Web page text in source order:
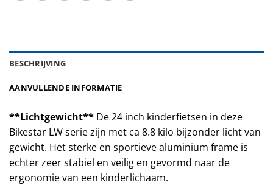
BESCHRIJVING
AANVULLENDE INFORMATIE
**Lichtgewicht** De 24 inch kinderfietsen in deze
Bikestar LW serie zijn met ca 8.8 kilo bijzonder licht van
gewicht. Het sterke en sportieve aluminium frame is
echter zeer stabiel en veilig en gevormd naar de
ergonomie van een kinderlichaam.